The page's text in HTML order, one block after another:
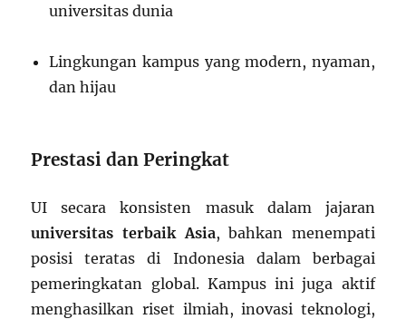
universitas dunia
Lingkungan kampus yang modern, nyaman,
dan hijau
Prestasi dan Peringkat
UI secara konsisten masuk dalam jajaran
universitas terbaik Asia, bahkan menempati
posisi teratas di Indonesia dalam berbagai
pemeringkatan global. Kampus ini juga aktif
menghasilkan riset ilmiah, inovasi teknologi,